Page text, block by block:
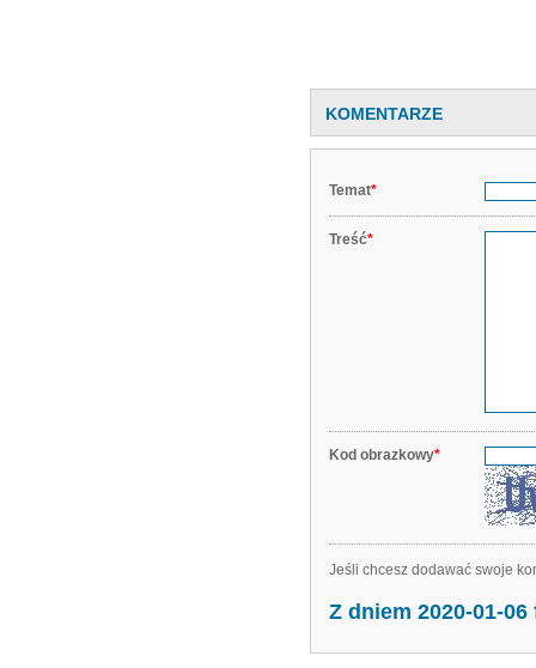
KOMENTARZE
Temat*
Treść*
Kod obrazkowy*
Jeśli chcesz dodawać swoje
Z dniem 2020-01-